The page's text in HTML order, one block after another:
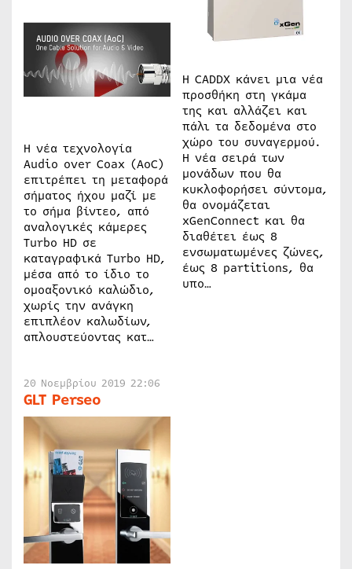
Η νέα τεχνολογία
Audio over Coax (AoC)
επιτρέπει τη μεταφορά
σήματος ήχου μαζί με
το σήμα βίντεο, από
αναλογικές κάμερες
Turbo HD σε
καταγραφικά Turbo HD,
μέσα από το ίδιο το
ομοαξονικό καλώδιο,
χωρίς την ανάγκη
επιπλέον καλωδίων,
απλουστεύοντας κατ…
Η CADDX κάνει μια νέα
προσθήκη στη γκάμα
της και αλλάζει και
πάλι τα δεδομένα στο
χώρο του συναγερμού.
Η νέα σειρά των
μονάδων που θα
κυκλοφορήσει σύντομα,
θα ονομάζεται
xGenConnect και θα
διαθέτει έως 8
ενσωματωμένες ζώνες,
έως 8 partitions, θα
υπο…
20 Νοεμβρίου 2019 22:06
GLT Perseo